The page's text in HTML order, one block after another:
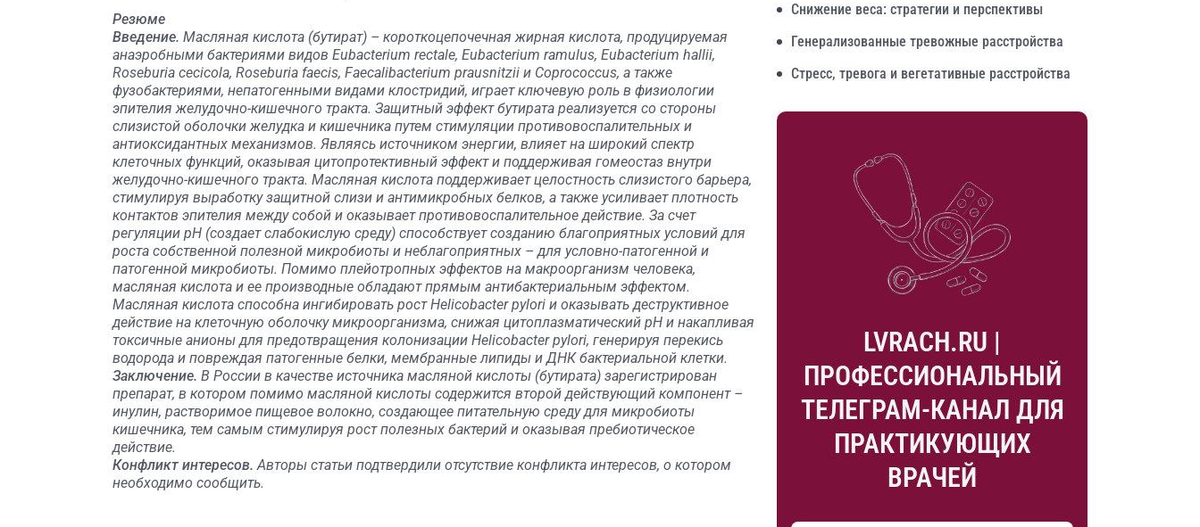
Резюме
Введение. Масляная кислота (бутират) – короткоцепочечная жирная кислота, продуцируемая
анаэробными бактериями видов Eubacterium rectale, Eubacterium ramulus, Eubacterium hallii,
Roseburia cecicola, Roseburia faecis, Faecalibacterium prausnitzii и Coprococcus, а также
фузобактериями, непатогенными видами клостридий, играет ключевую роль в физиологии
эпителия желудочно-кишечного тракта. Защитный эффект бутирата реализуется со стороны
слизистой оболочки желудка и кишечника путем стимуляции противовоспалительных и
антиоксидантных механизмов. Являясь источником энергии, влияет на широкий спектр
клеточных функций, оказывая цитопротективный эффект и поддерживая гомеостаз внутри
желудочно-кишечного тракта. Масляная кислота поддерживает целостность слизистого барьера,
стимулируя выработку защитной слизи и антимикробных белков, а также усиливает плотность
контактов эпителия между собой и оказывает противовоспалительное действие. За счет
регуляции рН (создает слабокислую среду) способствует созданию благоприятных условий для
роста собственной полезной микробиоты и неблагоприятных – для условно-патогенной и
патогенной микробиоты. Помимо плейотропных эффектов на макроорганизм человека,
масляная кислота и ее производные обладают прямым антибактериальным эффектом.
Масляная кислота способна ингибировать рост Helicobacter pylori и оказывать деструктивное
действие на клеточную оболочку микроорганизма, снижая цитоплазматический pH и накапливая
токсичные анионы для предотвращения колонизации Helicobacter pylori, генерируя перекись
водорода и повреждая патогенные белки, мембранные липиды и ДНК бактериальной клетки.
Заключение. В России в качестве источника масляной кислоты (бутирата) зарегистрирован
препарат, в котором помимо масляной кислоты содержится второй действующий компонент –
инулин, растворимое пищевое волокно, создающее питательную среду для микробиоты
кишечника, тем самым стимулируя рост полезных бактерий и оказывая пребиотическое
действие.
Конфликт интересов. Авторы статьи подтвердили отсутствие конфликта интересов, о котором
необходимо сообщить.
Снижение веса: стратегии и перспективы
Генерализованные тревожные расстройства
Стресс, тревога и вегетативные расстройства
LVRACH.RU |
ПРОФЕССИОНАЛЬНЫЙ
ТЕЛЕГРАМ-КАНАЛ ДЛЯ
ПРАКТИКУЮЩИХ
ВРАЧЕЙ